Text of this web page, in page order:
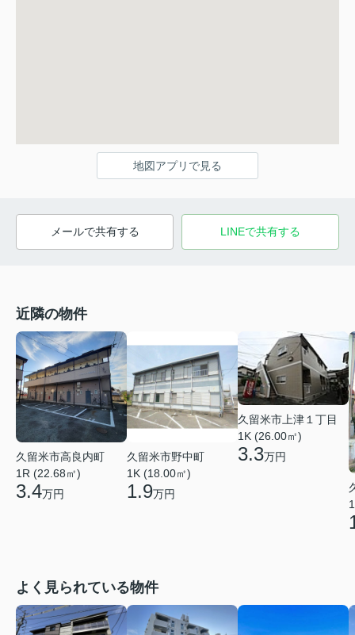
地図アプリで見る
メールで共有する LINEで共有する
近隣の物件
久留米市高良内町
1R (22.68㎡)
3.4万円
久留米市野中町
1K (18.00㎡)
1.9万円
久留米市上津１丁目
1K (26.00㎡)
3.3万円
よく見られている物件